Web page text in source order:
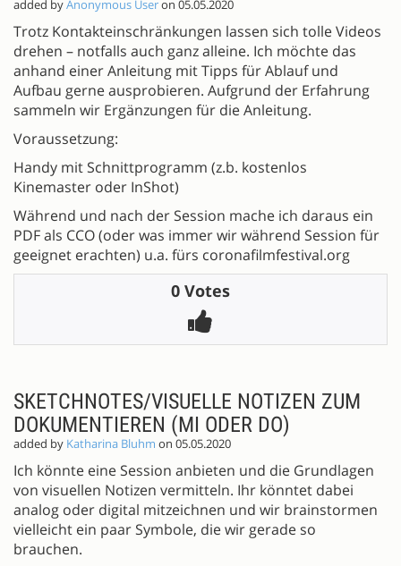
added byAnonymous Useron 05.05.2020
Trotz Kontakteinschränkungen lassen sich tolle Videos
drehen – notfalls auch ganz alleine. Ich möchte das
anhand einer Anleitung mit Tipps für Ablauf und
Aufbau gerne ausprobieren. Aufgrund der Erfahrung
sammeln wir Ergänzungen für die Anleitung.
Voraussetzung:
Handy mit Schnittprogramm (z.b. kostenlos
Kinemaster oder InShot)
Während und nach der Session mache ich daraus ein
PDF als CCO (oder was immer wir während Session für
geeignet erachten) u.a. fürs coronafilmfestival.org
0 Votes
SKETCHNOTES/VISUELLE NOTIZEN ZUM
DOKUMENTIEREN (MI ODER DO)
added by Katharina Bluhm on 05.05.2020
Ich könnte eine Session anbieten und die Grundlagen
von visuellen Notizen vermitteln. Ihr könntet dabei
analog oder digital mitzeichnen und wir brainstormen
vielleicht ein paar Symbole, die wir gerade so
brauchen.